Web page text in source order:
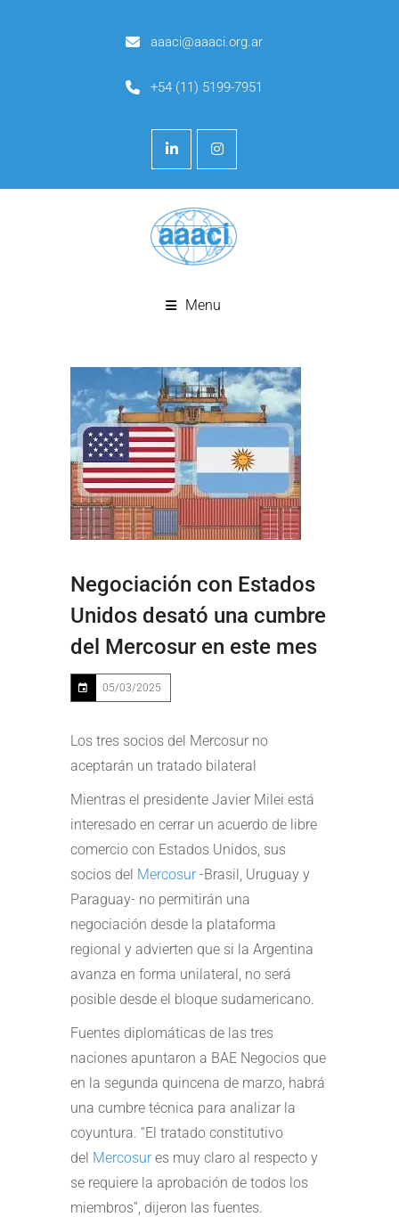
aaaci@aaaci.org.ar
+54 (11) 5199-7951
Menu
Negociación con Estados
Unidos desató una cumbre
del Mercosur en este mes
05/03/2025
Los tres socios del Mercosur no
aceptarán un tratado bilateral
Mientras el presidente Javier Milei está
interesado en cerrar un acuerdo de libre
comercio con Estados Unidos, sus
socios del Mercosur-Brasil, Uruguay y
Paraguay- no permitirán una
negociación desde la plataforma
regional y advierten que si la Argentina
avanza en forma unilateral, no será
posible desde el bloque sudamericano.
Fuentes diplomáticas de las tres
naciones apuntaron a BAE Negocios que
en la segunda quincena de marzo, habrá
una cumbre técnica para analizar la
coyuntura. “El tratado constitutivo
del Mercosures muy claro al respecto y
se requiere la aprobación de todos los
miembros”, dijeron las fuentes.